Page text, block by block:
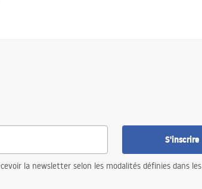
S'inscrire
la newsletter selon les modalités définies dans les